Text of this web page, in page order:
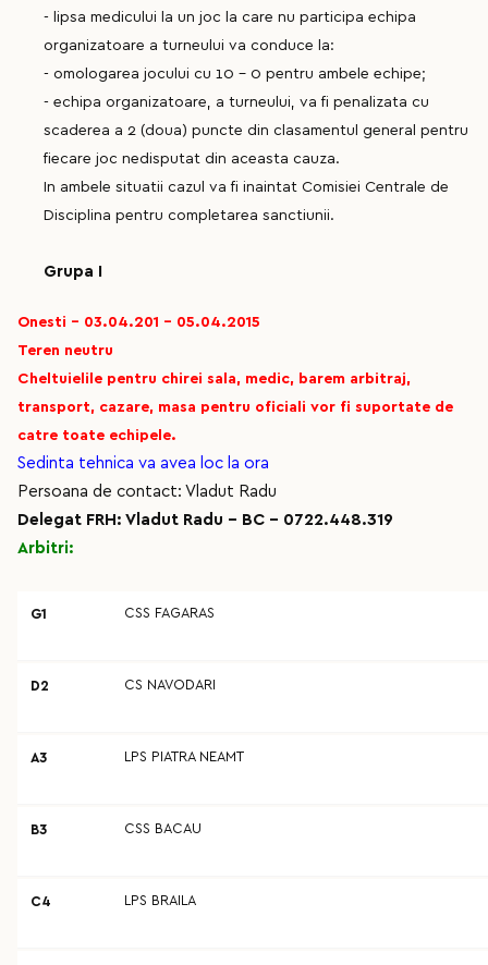
- lipsa medicului la un joc la care nu participa echipa
organizatoare a turneului va conduce la:
- omologarea jocului cu 10 – 0 pentru ambele echipe;
- echipa organizatoare, a turneului, va fi penalizata cu
scaderea a 2 (doua) puncte din clasamentul general pentru
fiecare joc nedisputat din aceasta cauza.
In ambele situatii cazul va fi inaintat Comisiei Centrale de
Disciplina pentru completarea sanctiunii.
Grupa I
Onesti - 03.04.201 - 05.04.2015
Teren neutru
Cheltuielile pentru chirei sala, medic, barem arbitraj,
transport, cazare, masa pentru oficiali vor fi suportate de
catre toate echipele.
Sedinta tehnica va avea loc la ora
Persoana de contact: Vladut Radu
Delegat FRH: Vladut Radu - BC - 0722.448.319
Arbitri:
G1 CSS FAGARAS
D2 CS NAVODARI
A3 LPS PIATRA NEAMT
B3 CSS BACAU
C4 LPS BRAILA